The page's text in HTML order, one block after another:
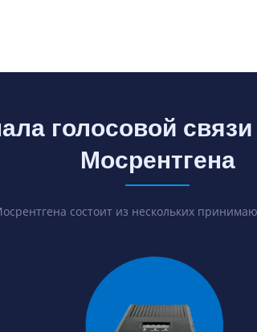
голосовой
Мосрентгена
состоит из нескольких